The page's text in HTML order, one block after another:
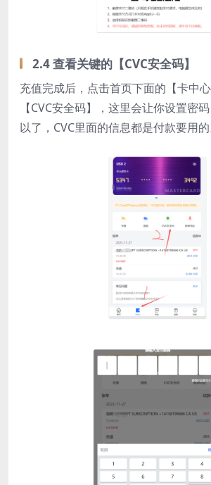
2.4 查看关键的【CVC安全码】
充值完成后，点击首页下面的【卡中
【CVC安全码】，这里会让你设置密
以了，CVC里面的信息都是付款要用的